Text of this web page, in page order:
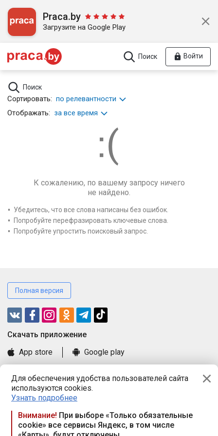
Для обеспечения удобства пользователей сайта
используются cookies.
Узнать подробнее
Внимание! При выборе «Только обязательные
cookie» все сервисы Яндекс, в том числе
Praca.by
Загрузите на Google Play
Поиск Войти
Поиск
Сортировать: по релевантности
Отображать: за все время
К сожалению, по вашему запросу ничего
не найдено.
Убедитесь, что все слова написаны без ошибок.
Попробуйте перефразировать ключевые слова.
Попробуйте упростить поисковый запрос.
Полная версия
Cкачать приложение
App store
Google play
Книга замечаний и предложений
Правила и документы
Praca.by © 2000—2026, ООО «ПРАЦА БАЙ»
Республика Беларусь, 220114, г. Минск, пр-т Независимости
117а, пом. № 9.